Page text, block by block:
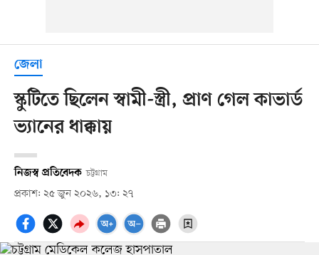
জেলা
স্কুটিতে ছিলেন স্বামী-স্ত্রী, প্রাণ গেল কাভার্ড
ভ্যানের ধাক্কায়
নিজস্ব প্রতিবেদক চট্টগ্রাম
প্রকাশ: ২৫ জুন ২০২৬, ১৩: ২৭